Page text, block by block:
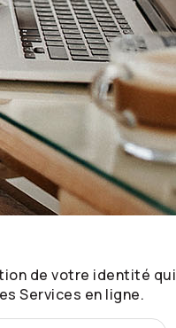
de votre identité qui
Services en ligne.